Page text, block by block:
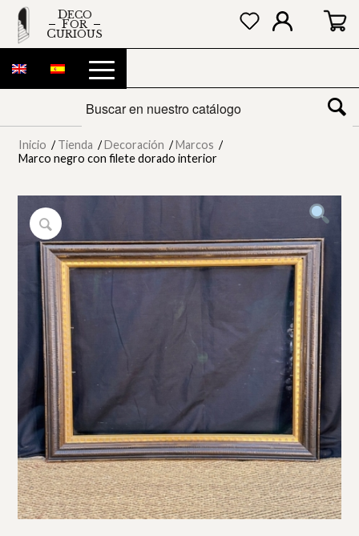
DECO
FOR
CURIOUS
Inicio / Tienda / Decoración / Marcos /
Marco negro con filete dorado interior